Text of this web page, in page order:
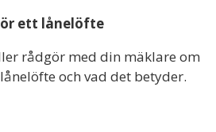
ett lånelöfte
rådgör med din mäklare om
och vad det betyder.